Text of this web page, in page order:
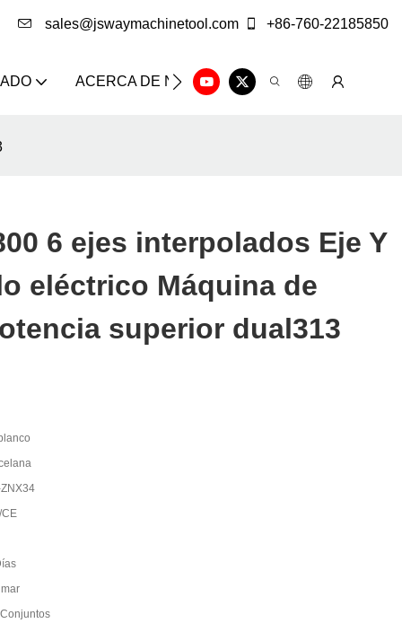
sales@jswaymachinetool.com +86-760-22185850
ACERCA DE NOSOTROS SOLUCIÓN
6 ejes interpolados Eje Y
eléctrico Máquina de
superior dual313
CE